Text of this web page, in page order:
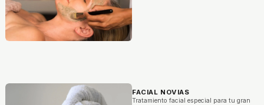
FACIAL NOVIAS
Tratamiento facial especial para tu gran